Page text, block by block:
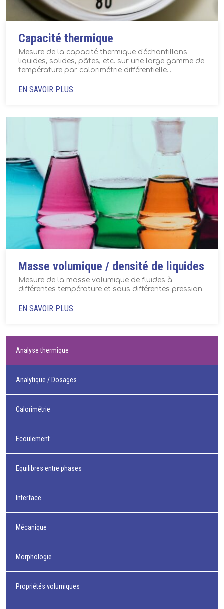
Capacité thermique
Mesure de la capacité thermique d'échantillons
liquides, solides, pâtes, etc. sur une large gamme de
température par calorimétrie différentielle....
EN SAVOIR PLUS
Masse volumique / densité de liquides
Mesure de la masse volumique de fluides à
différentes température et sous différentes pression.
EN SAVOIR PLUS
Analyse thermique
Analytique / Dosages
Calorimétrie
Ecoulement
Equilibres entre phases
Interface
Mécanique
Morphologie
Propriétés volumiques